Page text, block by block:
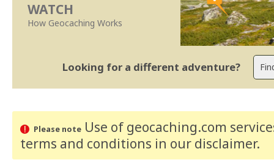
WATCH
How Geocaching Works
Looking for a different adventure?
Please noteUse of geocaching.com
terms and conditions in our disclaimer.